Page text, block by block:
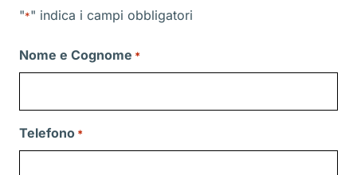
"*" indica i campi obbligatori
Nome e Cognome *
Telefono *